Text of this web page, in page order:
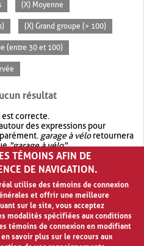
(X) Moyenne
(X) Grand groupe (> 100)
(entre 30 et 100)
résultat
correcte.
des expressions pour
garage à véloretournera
"garage à vélo".
avec OR.garage OR vélo
résultat quegarage à vélo
TÉMOINS AFIN DE
DE NAVIGATION.
utilise des témoins de connexion
et offrir une meilleure
sur le site, vous acceptez
modalités spécifiées aux conditions
témoins de connexion en modifiant
savoir plus sur le recours aux